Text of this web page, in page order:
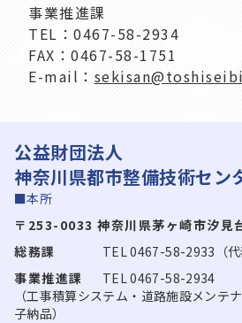
事業推進課
TEL： 0467-58-2934
FAX： 0467-58-1751
E-mail：
公益財団法人
神奈川県都市整備技術セン
■本所
〒253-0033 神奈川県茅ヶ崎市汐見
総務課
TEL 0467-58-2933（代
事業推進課
TEL 0467-58-2934
（工事積算システム・道路施設メンテ
子納品）